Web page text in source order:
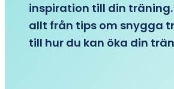
inspiration till din
allt från tips om snygga
till hur du kan öka din